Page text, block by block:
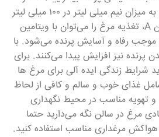
استفاده آن به طور معمول به میزان نیم‌ میلی لیتر در ۱۰۰ میلی لیتر
آب است. علاوه بر ویتامین A، تغذیه مرغ را می‌توان با ویتامین
رفاه و آسایش پرنده می‌شود. با
پرنده نیز افزایش پیدا می‌کنند. برای
شرایط زندگی ایده آلی برای مرغ ها
غذای خوب و سالم و کافی از لحاظ
و تهویه مناسب در محیط نگهداری
مرغ در سالن نگه می‌دارید حتما
هواکش مرغداری مناسب استفاده کنید.